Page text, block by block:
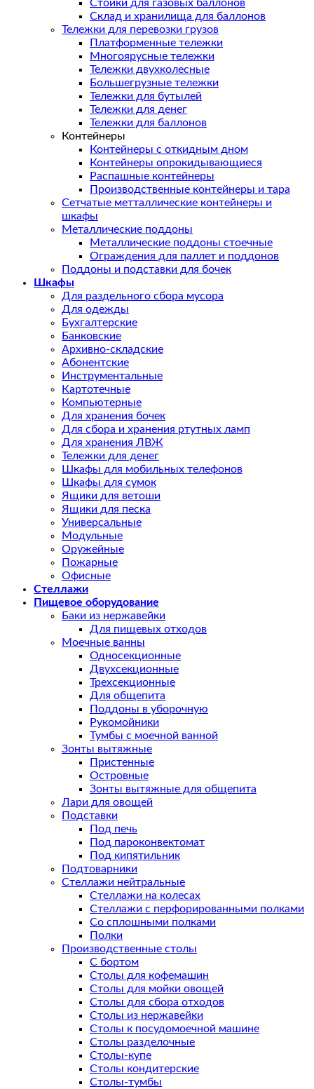
Стойки для газовых баллонов
Склад и хранилища для баллонов
Тележки для перевозки грузов
Платформенные тележки
Многоярусные тележки
Тележки двухколесные
Большегрузные тележки
Тележки для бутылей
Тележки для денег
Тележки для баллонов
Контейнеры
Контейнеры с откидным дном
Контейнеры опрокидывающиеся
Распашные контейнеры
Производственные контейнеры и тара
Сетчатые метталлические контейнеры и
шкафы
Металлические поддоны
Металлические поддоны стоечные
Ограждения для паллет и поддонов
Поддоны и подставки для бочек
Шкафы
Для раздельного сбора мусора
Для одежды
Бухгалтерские
Банковские
Архивно-складские
Абонентские
Инструментальные
Картотечные
Компьютерные
Для хранения бочек
Для сбора и хранения ртутных ламп
Для хранения ЛВЖ
Тележки для денег
Шкафы для мобильных телефонов
Шкафы для сумок
Ящики для ветоши
Ящики для песка
Универсальные
Модульные
Оружейные
Пожарные
Офисные
Стеллажи
Пищевое оборудование
Баки из нержавейки
Для пищевых отходов
Моечные ванны
Односекционные
Двухсекционные
Трехсекционные
Для общепита
Поддоны в уборочную
Рукомойники
Тумбы с моечной ванной
Зонты вытяжные
Пристенные
Островные
Зонты вытяжные для общепита
Лари для овощей
Подставки
Под печь
Под пароконвектомат
Под кипятильник
Подтоварники
Стеллажи нейтральные
Стеллажи на колесах
Стеллажи с перфорированными полками
Со сплошными полками
Полки
Производственные столы
С бортом
Столы для кофемашин
Столы для мойки овощей
Столы для сбора отходов
Столы из нержавейки
Столы к посудомоечной машине
Столы разделочные
Столы-купе
Столы кондитерские
Столы-тумбы